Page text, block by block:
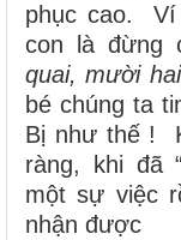
phục cao.
con là đừng
quai, mười
bé chúng ta
Bị như thế !
ràng, khi đã
một sự việc
nhận được